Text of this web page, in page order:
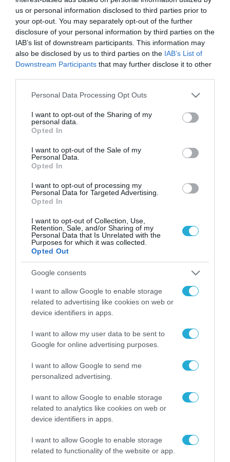
us or personal information disclosed to third parties prior to
your opt-out. You may separately opt-out of the further
disclosure of your personal information by third parties on the
IAB’s list of downstream participants. This information may
also be disclosed by us to third parties on the IAB’s List of
Downstream Participants that may further disclose it to other
Please note that this website/app uses one or more Google
not limited to your visit or usage behaviour. You may click to
grant or deny consent to Google and its third-party tags to
use your data for below specified purposes in below Google
consent section.
Personal Data Processing Opt Outs
I want to opt-out of the Sharing of my
personal data.
Opted In
I want to opt-out of the Sale of my
Personal Data.
Opted In
I want to opt-out of processing my
Personal Data for Targeted Advertising.
Opted In
I want to opt-out of Collection, Use,
Retention, Sale, and/or Sharing of my
Personal Data that Is Unrelated with the
Purposes for which it was collected.
Opted Out
Google consents
I want to allow Google to enable storage
related to advertising like cookies on web or
device identifiers in apps.
I want to allow my user data to be sent to
Google for online advertising purposes.
I want to allow Google to send me
personalized advertising.
I want to allow Google to enable storage
related to analytics like cookies on web or
device identifiers in apps.
I want to allow Google to enable storage
related to functionality of the website or app.
Σαλαμίνα: Λήστεψαν μητέρα και κόρη μέσα
στο σπίτι τους – Η αστυνομία τους
συμβούλευσε να βάλουν κάμερες και
συναγερμό!
FOCUS ON
06.08.2026 | 01:02
Ο πρόεδρος του Ιράν
αποκαλύπτει για την υγεία του
Μοτζτάμπα Χαμενεΐ «τώρα είναι
πολύ δύσκολη η επικοινωνία»